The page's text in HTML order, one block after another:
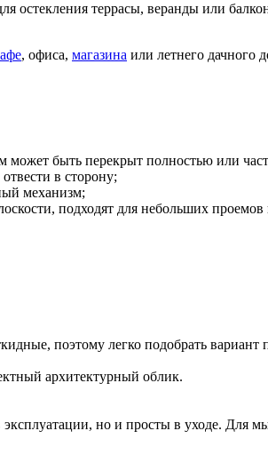
террасы, веранды или
, офиса, магазина или летнего дачного
может быть перекрыт полностью или
в сторону;
механизм;
подходят для небольших
поэтому легко подобрать
архитектурный облик.
но и просты в уходе. Для